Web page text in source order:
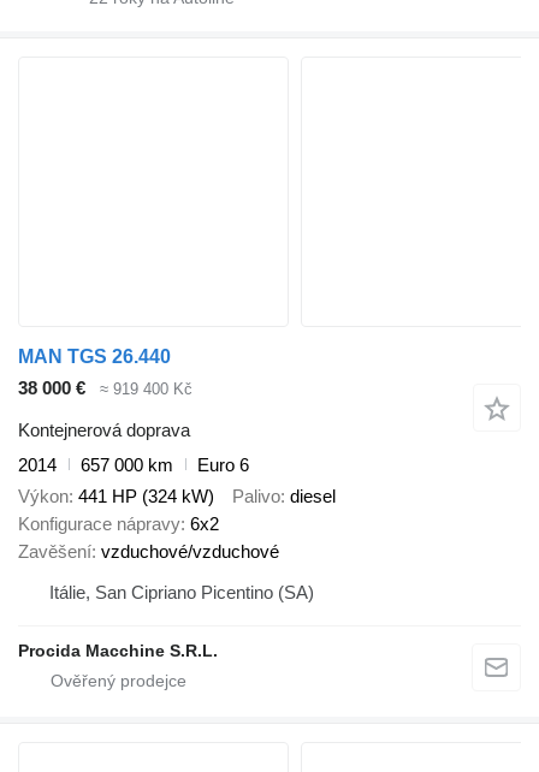
MAN TGS 26.440
38 000 €
≈ 919 400 Kč
Kontejnerová doprava
2014
657 000 km
Euro 6
Výkon 441 HP (324 kW) Palivo diesel
Konfigurace nápravy 6x2
Zavěšení vzduchové/vzduchové
Itálie, San Cipriano Picentino (SA)
Procida Macchine S.R.L.